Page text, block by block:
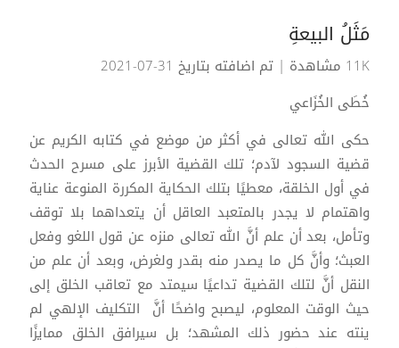
مَثَلُ البيعةِ
11K مشاهدة
| تم اضافته بتاريخ 31-07-2021
خُطَى الخُزَاعي
حكى الله تعالى في أكثر من موضع في كتابه الكريم عن
قضية السجود لآدم؛ تلك القضية الأبرز على مسرح الحدث
في أول الخلقة، معطيًا بتلك الحكاية المكررة المنوعة عناية
واهتمام لا يجدر بالمتعبد العاقل أن يتعداهما بلا توقف
وتأمل، بعد أن علم أنَّ الله تعالى منزه عن قول اللغو وفعل
العبث؛ وأنَّ كل ما يصدر منه بقدر ولغرض، وبعد أن علم من
النقل أنَّ لتلك القضية تداعيًا سيمتد مع تعاقب الخلق إلى
حيث الوقت المعلوم، ليصبح واضحًا أنَّ التكليف الإلهي لم
ينته عند حضور ذلك المشهد؛ بل سيرافق الخلق ممايزًا